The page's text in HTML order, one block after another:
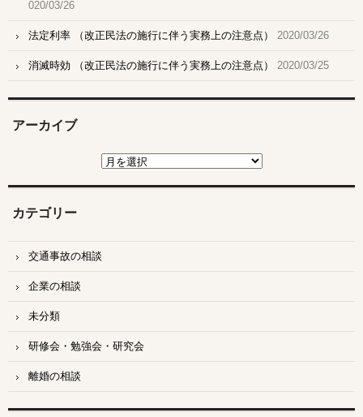
020/03/26
法定利率 （改正民法の施行に伴う実務上の注意点） 2020/03/26
消滅時効 （改正民法の施行に伴う実務上の注意点） 2020/03/25
アーカイブ
カ
ブ
カテゴリー
交通事故の相談
企業の相談
未分類
研修会・勉強会・研究会
離婚の相談